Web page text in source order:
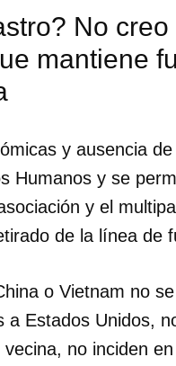
No
mantiene
y ausencia
Humanos y se
y el
de la línea de
o Vietnam no
Estados Unidos,
no inciden